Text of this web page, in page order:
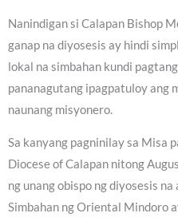
Nanindigan si Calapan Bishop
ganap na diyosesis ay hindi
lokal na simbahan kundi
pananagutang ipagpatuloy ang
naunang misyonero.
Sa kanyang pagninilay sa Misa
Diocese of Calapan nitong
ng unang obispo ng diyosesis
Simbahan ng Oriental Mindoro